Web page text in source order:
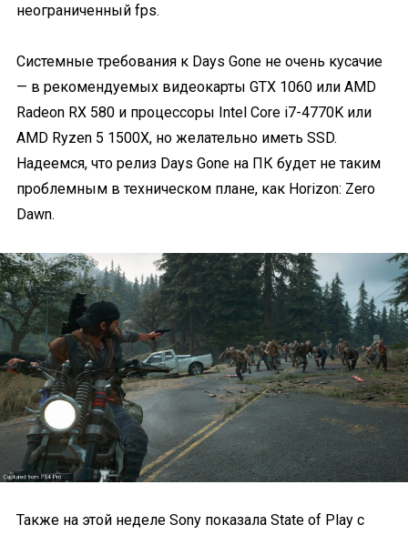
неограниченный fps.
Системные требования к Days Gone не очень кусачие
— в рекомендуемых видеокарты GTX 1060 или AMD
Radeon RX 580 и процессоры Intel Core i7-4770K или
AMD Ryzen 5 1500X, но желательно иметь SSD.
Надеемся, что релиз Days Gone на ПК будет не таким
проблемным в техническом плане, как Horizon: Zero
Dawn.
Также на этой неделе Sony показала State of Play с